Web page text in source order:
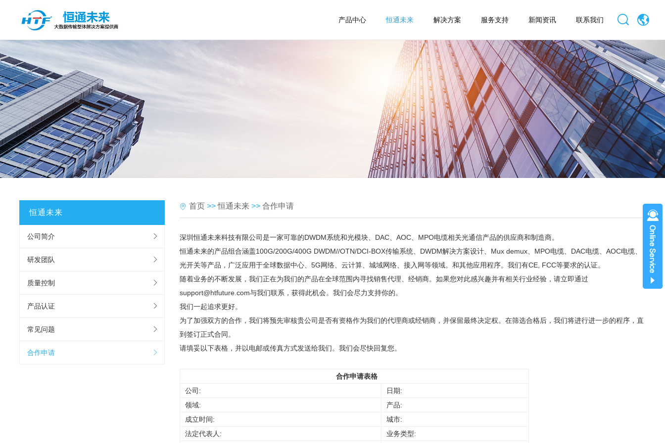
产品中心 恒通未来 解决方案 服务支持 新闻资讯 联系我们
恒通未来
公司简介
研发团队
质量控制
产品认证
常见问题
合作申请
首页 >>恒通未来 >>合作申请
深圳恒通未来科技有限公司是一家可靠的DWDM系统和光模块、DAC、AOC、MPO电缆相关光通信产品的供应商和制造商。
恒通未来的产品组合涵盖100G/200G/400G DWDM//OTN/DCI-BOX传输系统、DWDM解决方案设计、Mux demux、MPO电缆、DAC电缆、AOC电缆、
光开关等产品，广泛应用于全球数据中心、5G网络、云计算、城域网络、接入网等领域。和其他应用程序。我们有CE, FCC等要求的认证。
随着业务的不断发展，我们正在为我们的产品在全球范围内寻找销售代理、经销商。如果您对此感兴趣并有相关行业经验，请立即通过
support@htfuture.com与我们联系，获得此机会。我们会尽力支持你的。
我们一起追求更好。
为了加强双方的合作，我们将预先审核贵公司是否有资格作为我们的代理商或经销商，并保留最终决定权。在筛选合格后，我们将进行进一步的程序，直
到签订正式合同。
请填妥以下表格，并以电邮或传真方式发送给我们。我们会尽快回复您。
合作申请表格
公司:
日期:
领域:
产品:
成立时间:
城市:
法定代表人:
业务类型: